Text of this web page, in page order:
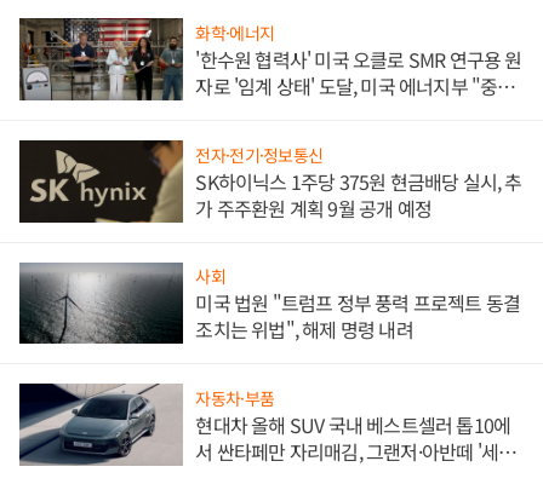
화학·에너지
'한수원 협력사' 미국 오클로 SMR 연구용 원
자로 '임계 상태' 도달, 미국 에너지부 "중요
전자·전기·정보통신
SK하이닉스 1주당 375원 현금배당 실시, 추
가 주주환원 계획 9월 공개 예정
사회
미국 법원 "트럼프 정부 풍력 프로젝트 동결
조치는 위법", 해제 명령 내려
자동차·부품
현대차 올해 SUV 국내 베스트셀러 톱10에
서 싼타페만 자리매김, 그랜저·아반떼 '세단